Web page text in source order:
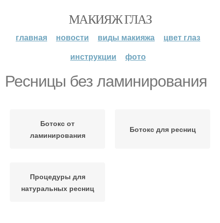
МАКИЯЖ ГЛАЗ
главная новости виды макияжа
цвет глаз
инструкции
фото
Ресницы без ламинирования
Ботокс от
ламинирования
Ботокс для ресниц
Процедуры для
натуральных ресниц